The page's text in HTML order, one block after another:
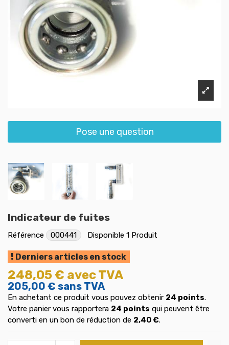
Pose une question
Indicateur de fuites
Référence 000441 Disponible 1 Produit
Derniers articles en stock
248,05 € avec TVA
205,00 € sans TVA
En achetant ce produit vous pouvez obtenir 24 points.
Votre panier vous rapportera 24 points qui peuvent être
converti en un bon de réduction de 2,40 €.